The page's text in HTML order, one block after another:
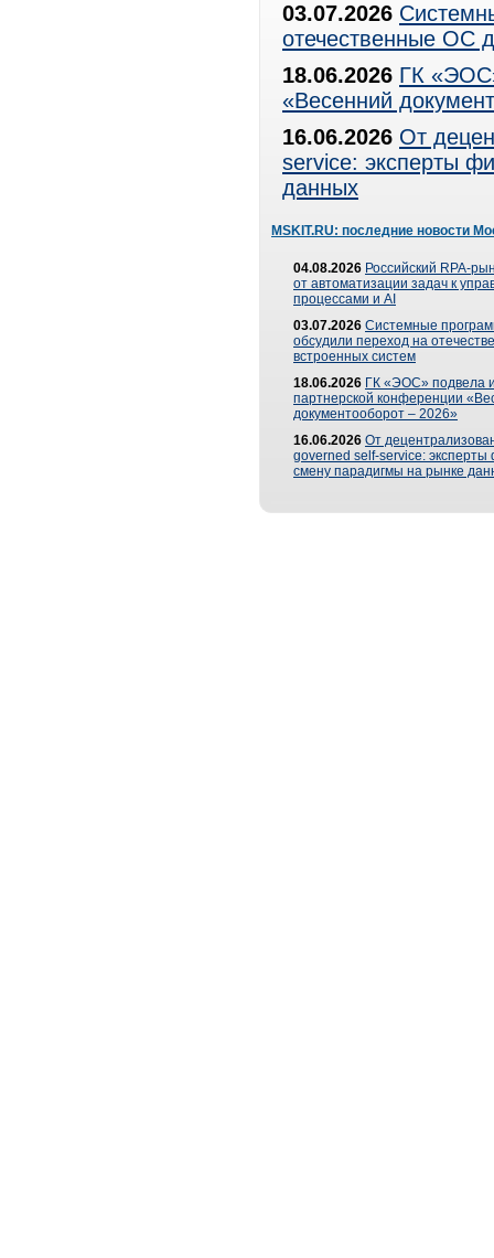
03.07.2026
отечественные ОС
18.06.2026 ГК
«Весенний
16.06.2026 От
service: эксперты
данных
MSKIT.RU: последние новости
04.08.2026 Российский RPA-
от автоматизации задач к
процессами и AI
03.07.2026 Системные
обсудили переход на
встроенных систем
18.06.2026 ГК «ЭОС» подвела
партнерской конференции
документооборот – 2026»
16.06.2026 От
governed self-service: эксперты
смену парадигмы на рынке